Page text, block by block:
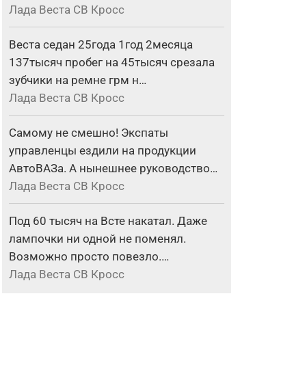
Лада Веста СВ Кросс
Веста седан 25года 1год 2месяца
137тысяч пробег на 45тысяч срезала
зубчики на ремне грм н…
Лада Веста СВ Кросс
Самому не смешно! Экспаты
управленцы ездили на продукции
АвтоВАЗа. А нынешнее руководство…
Лада Веста СВ Кросс
Под 60 тысяч на Всте накатал. Даже
лампочки ни одной не поменял.
Возможно просто повезло.…
Лада Веста СВ Кросс